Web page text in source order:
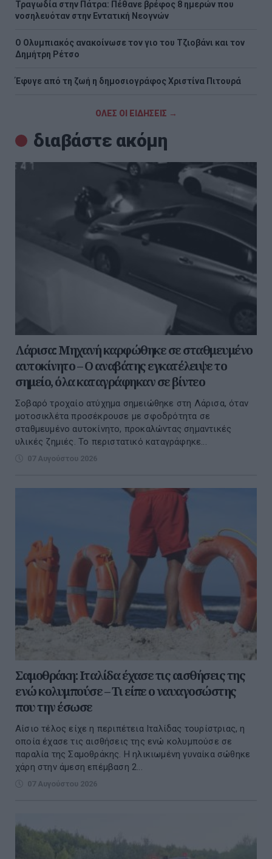
Τραγωδία στην Πάτρα: Πέθανε βρέφος 8 ημερών που
νοσηλευόταν στην Εντατική Νεογνών
O Ολυμπιακός ανακοίνωσε τον γιο του Τζιοβάνι και τον
Δημήτρη Ρέτσο
Έφυγε από τη ζωή η δημοσιογράφος Χριστίνα Πιτουρά
ΟΛΕΣ ΟΙ ΕΙΔΗΣΕΙΣ →
διαβάστε ακόμη
Λάρισα: Μηχανή καρφώθηκε σε σταθμευμένο
αυτοκίνητο – Ο αναβάτης εγκατέλειψε το
σημείο, όλα καταγράφηκαν σε βίντεο
Σοβαρό τροχαίο ατύχημα σημειώθηκε στη Λάρισα, όταν
μοτοσικλέτα προσέκρουσε με σφοδρότητα σε
σταθμευμένο αυτοκίνητο, προκαλώντας σημαντικές
υλικές ζημιές. Το περιστατικό καταγράφηκε...
07 Αυγούστου 2026
Σαμοθράκη: Ιταλίδα έχασε τις αισθήσεις της
ενώ κολυμπούσε – Τι είπε ο ναυαγοσώστης
που την έσωσε
Αίσιο τέλος είχε η περιπέτεια Ιταλίδας τουρίστριας, η
οποία έχασε τις αισθήσεις της ενώ κολυμπούσε σε
παραλία της Σαμοθράκης. Η ηλικιωμένη γυναίκα σώθηκε
χάρη στην άμεση επέμβαση 2...
07 Αυγούστου 2026